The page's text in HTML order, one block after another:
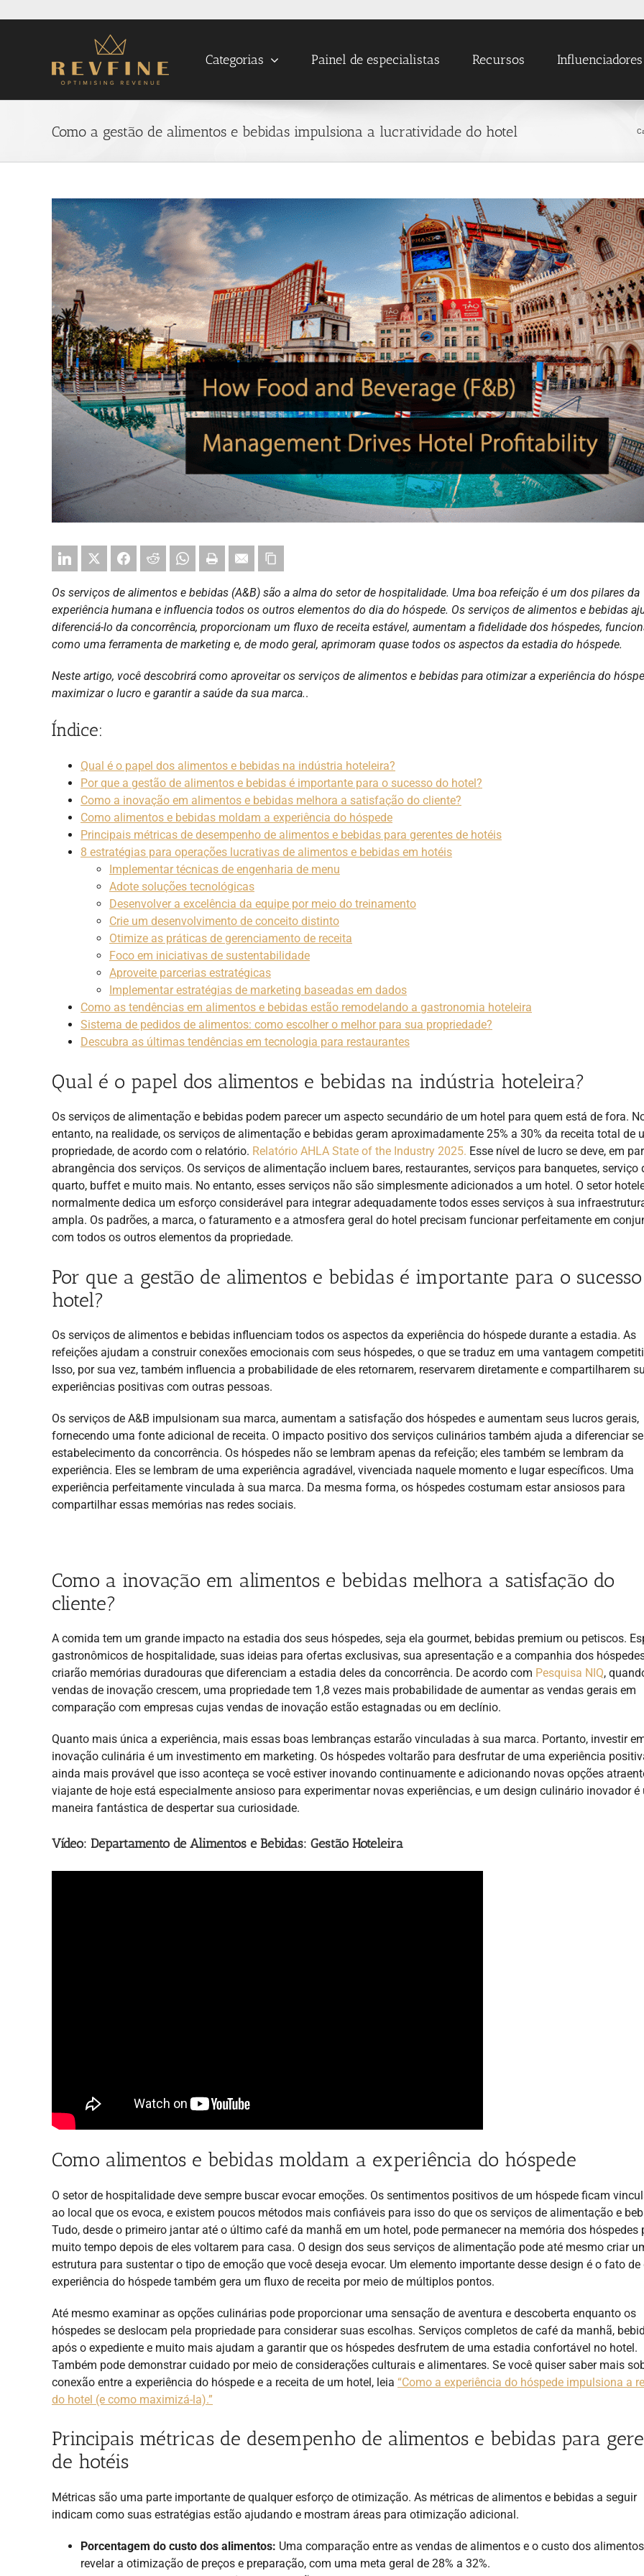
Categorias Painel de especialistas Recursos Influenciadores
Como a gestão de alimentos e bebidas impulsiona a lucratividade do hotel
View
Larger
Image
Os serviços de alimentos e bebidas (A&B) são a alma do setor de hospitalidade. Uma boa refeição é um dos pilares da
experiência humana e influencia todos os outros elementos do dia do hóspede. Os serviços de alimentos e bebidas
diferenciá-lo da concorrência, proporcionam um fluxo de receita estável, aumentam a fidelidade dos hóspedes,
como uma ferramenta de marketing e, de modo geral, aprimoram quase todos os aspectos da estadia do hóspede.
Neste artigo, você descobrirá como aproveitar os serviços de alimentos e bebidas para otimizar a experiência do
maximizar o lucro e garantir a saúde da sua marca..
Índice:
Qual é o papel dos alimentos e bebidas na indústria hoteleira?
Por que a gestão de alimentos e bebidas é importante para o sucesso do hotel?
Como a inovação em alimentos e bebidas melhora a satisfação do cliente?
Como alimentos e bebidas moldam a experiência do hóspede
Principais métricas de desempenho de alimentos e bebidas para gerentes de hotéis
8 estratégias para operações lucrativas de alimentos e bebidas em hotéis
Implementar técnicas de engenharia de menu
Adote soluções tecnológicas
Desenvolver a excelência da equipe por meio do treinamento
Crie um desenvolvimento de conceito distinto
Otimize as práticas de gerenciamento de receita
Foco em iniciativas de sustentabilidade
Aproveite parcerias estratégicas
Implementar estratégias de marketing baseadas em dados
Como as tendências em alimentos e bebidas estão remodelando a gastronomia hoteleira
Sistema de pedidos de alimentos: como escolher o melhor para sua propriedade?
Descubra as últimas tendências em tecnologia para restaurantes
Qual é o papel dos alimentos e bebidas na indústria hoteleira?
Os serviços de alimentação e bebidas podem parecer um aspecto secundário de um hotel para quem está de fora.
entanto, na realidade, os serviços de alimentação e bebidas geram aproximadamente 25% a 30% da receita total de
propriedade, de acordo com o relatório. Relatório AHLA State of the Industry 2025. Esse nível de lucro se deve, em
abrangência dos serviços. Os serviços de alimentação incluem bares, restaurantes, serviços para banquetes, serviço
quarto, buffet e muito mais. No entanto, esses serviços não são simplesmente adicionados a um hotel. O setor
normalmente dedica um esforço considerável para integrar adequadamente todos esses serviços à sua
ampla. Os padrões, a marca, o faturamento e a atmosfera geral do hotel precisam funcionar perfeitamente em
com todos os outros elementos da propriedade.
Por que a gestão de alimentos e bebidas é importante para o
hotel?
Os serviços de alimentos e bebidas influenciam todos os aspectos da experiência do hóspede durante a estadia. As
refeições ajudam a construir conexões emocionais com seus hóspedes, o que se traduz em uma vantagem
Isso, por sua vez, também influencia a probabilidade de eles retornarem, reservarem diretamente e compartilharem
experiências positivas com outras pessoas.
Os serviços de A&B impulsionam sua marca, aumentam a satisfação dos hóspedes e aumentam seus lucros gerais,
fornecendo uma fonte adicional de receita. O impacto positivo dos serviços culinários também ajuda a diferenciar
estabelecimento da concorrência. Os hóspedes não se lembram apenas da refeição; eles também se lembram da
experiência. Eles se lembram de uma experiência agradável, vivenciada naquele momento e lugar específicos. Uma
experiência perfeitamente vinculada à sua marca. Da mesma forma, os hóspedes costumam estar ansiosos para
compartilhar essas memórias nas redes sociais.
Como a inovação em alimentos e bebidas melhora a satisfação do
cliente?
A comida tem um grande impacto na estadia dos seus hóspedes, seja ela gourmet, bebidas premium ou petiscos.
gastronômicos de hospitalidade, suas ideias para ofertas exclusivas, sua apresentação e a companhia dos
criarão memórias duradouras que diferenciam a estadia deles da concorrência. De acordo com Pesquisa NIQ,
vendas de inovação crescem, uma propriedade tem 1,8 vezes mais probabilidade de aumentar as vendas gerais em
comparação com empresas cujas vendas de inovação estão estagnadas ou em declínio.
Quanto mais única a experiência, mais essas boas lembranças estarão vinculadas à sua marca. Portanto, investir
inovação culinária é um investimento em marketing. Os hóspedes voltarão para desfrutar de uma experiência
ainda mais provável que isso aconteça se você estiver inovando continuamente e adicionando novas opções
viajante de hoje está especialmente ansioso para experimentar novas experiências, e um design culinário inovador é
maneira fantástica de despertar sua curiosidade.
Vídeo: Departamento de Alimentos e Bebidas: Gestão Hoteleira
Como alimentos e bebidas moldam a experiência do hóspede
O setor de hospitalidade deve sempre buscar evocar emoções. Os sentimentos positivos de um hóspede ficam
ao local que os evoca, e existem poucos métodos mais confiáveis para isso do que os serviços de alimentação e
Tudo, desde o primeiro jantar até o último café da manhã em um hotel, pode permanecer na memória dos hóspedes
muito tempo depois de eles voltarem para casa. O design dos seus serviços de alimentação pode até mesmo criar
estrutura para sustentar o tipo de emoção que você deseja evocar. Um elemento importante desse design é o fato de
experiência do hóspede também gera um fluxo de receita por meio de múltiplos pontos.
Até mesmo examinar as opções culinárias pode proporcionar uma sensação de aventura e descoberta enquanto os
hóspedes se deslocam pela propriedade para considerar suas escolhas. Serviços completos de café da manhã,
após o expediente e muito mais ajudam a garantir que os hóspedes desfrutem de uma estadia confortável no hotel.
Também pode demonstrar cuidado por meio de considerações culturais e alimentares. Se você quiser saber mais
conexão entre a experiência do hóspede e a receita de um hotel, leia “Como a experiência do hóspede impulsiona a
do hotel (e como maximizá-la).”
Principais métricas de desempenho de alimentos e bebidas para
de hotéis
Métricas são uma parte importante de qualquer esforço de otimização. As métricas de alimentos e bebidas a seguir
indicam como suas estratégias estão ajudando e mostram áreas para otimização adicional.
Porcentagem do custo dos alimentos: Uma comparação entre as vendas de alimentos e o custo dos
revelar a otimização de preços e preparação, com uma meta geral de 28% a 32%.